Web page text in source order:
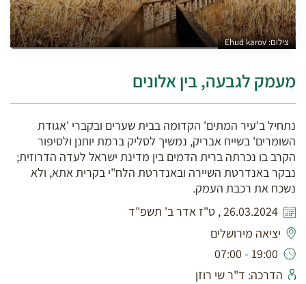
צילום: Ehud karov
מעמק לגבעה, בין אלונים
נתחיל ב'עיר המתים' הקדומה בבית שערים ובקברי 'אגודת
השומרים' בשייח אבריק, נמשיך לסליק ברמת יוחנן ולסיפור
הקרב בו נכרתה ברית הדמים בין מדינת ישראל לעדה הדרוזית;
נבקר באנדרטת השיירה ובאנדרטת הלח"י בקרית אתא, ולא
נשכח את רכבת העמק.
26.03.2024 , ט"ז אדר ב' תשפ"ד
יציאה מירושלים
19:00 - 07:00
הדרכה: ד"ר שי רוזן